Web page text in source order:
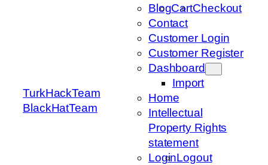
TurkHackTeam
BlackHatTeam
BlogCartCheckout
Contact
Customer Login
Customer Register
Dashboard
Import
Home
Intellectual
Property Rights
statement
LoginLogout